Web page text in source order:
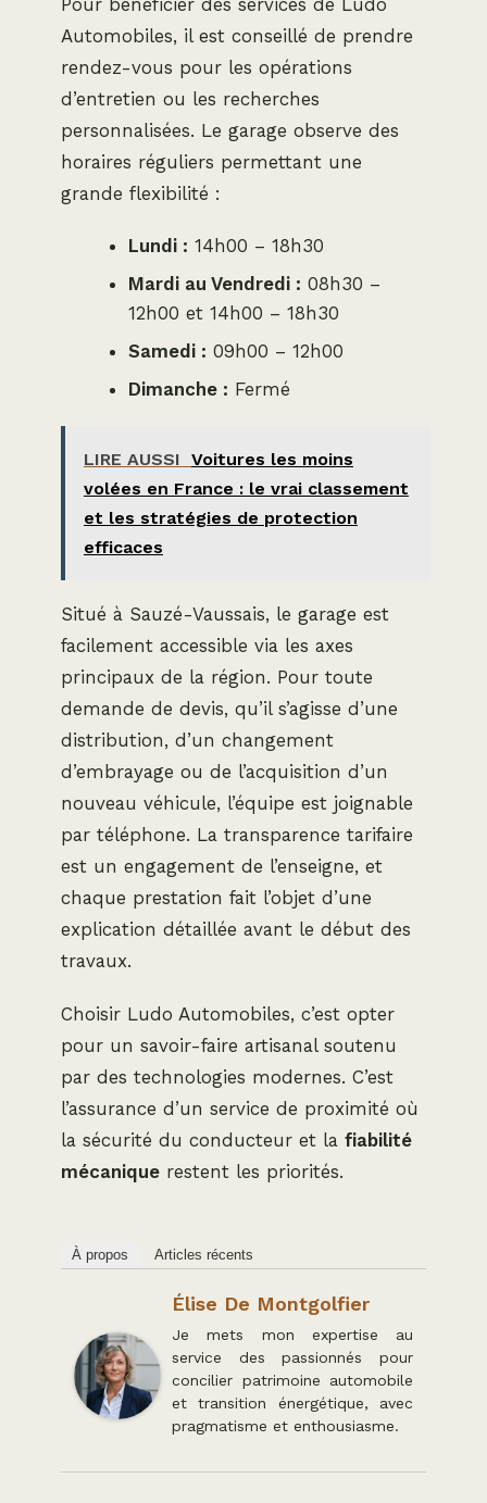
Pour bénéficier des services de Ludo
Automobiles, il est conseillé de prendre
rendez-vous pour les opérations
d’entretien ou les recherches
personnalisées. Le garage observe des
horaires réguliers permettant une
grande flexibilité :
Lundi : 14h00 – 18h30
Mardi au Vendredi : 08h30 –
12h00 et 14h00 – 18h30
Samedi : 09h00 – 12h00
Dimanche : Fermé
LIRE AUSSI Voitures les moins
volées en France : le vrai classement
et les stratégies de protection
efficaces
Situé à Sauzé-Vaussais, le garage est
facilement accessible via les axes
principaux de la région. Pour toute
demande de devis, qu’il s’agisse d’une
distribution, d’un changement
d’embrayage ou de l’acquisition d’un
nouveau véhicule, l’équipe est joignable
par téléphone. La transparence tarifaire
est un engagement de l’enseigne, et
chaque prestation fait l’objet d’une
explication détaillée avant le début des
travaux.
Choisir Ludo Automobiles, c’est opter
pour un savoir-faire artisanal soutenu
par des technologies modernes. C’est
l’assurance d’un service de proximité où
la sécurité du conducteur et la fiabilité
mécanique restent les priorités.
À propos Articles récents
Élise De Montgolfier
Je mets mon expertise au
service des passionnés pour
concilier patrimoine automobile
et transition énergétique, avec
pragmatisme et enthousiasme.